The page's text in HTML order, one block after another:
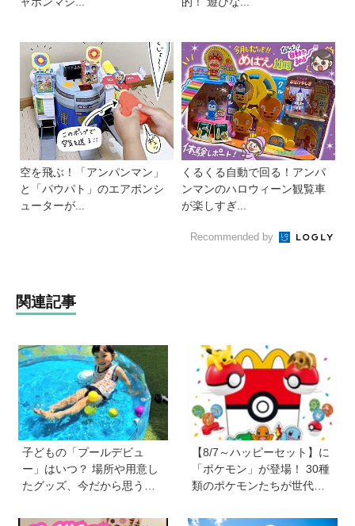
空を飛ぶ！「アンパンマン」
と「パウパト」のエアポンシ
ューターが...
くるくる自動で回る！アンパ
ンマンのハロウィーン観覧車
が楽しすぎ...
Recommended by
関連記事
子どもの「プールデビュ
ー」はいつ？ 場所や用意し
たグッズ、今だから思う
ピソードを紹介《HugKum
【8/7～ハッピーセット】に
「ポケモン」が登場！ 30種
類のポケモンたちが世代を